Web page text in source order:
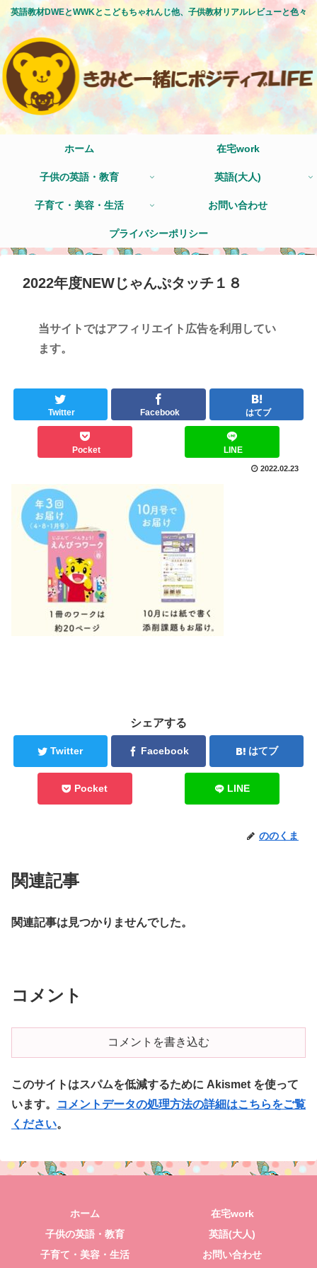
英語教材DWEとWWKとこどもちゃれんじ他、子供教材リアルレビューと色々
ホーム 在宅work
子供の英語・教育 英語(大人)
子育て・美容・生活 お問い合わせ
プライバシーポリシー
2022年度NEWじゃんぷタッチ１８
当サイトではアフィリエイト広告を利用してい
ます。
Twitter Facebook はてブ
Pocket LINE
2022.02.23
シェアする
Twitter Facebook はてブ
Pocket LINE
ののくま
関連記事
関連記事は見つかりませんでした。
コメント
コメントを書き込む
このサイトはスパムを低減するために Akismet を使って
います。
コメントデータの処理方法の詳細はこちらをご覧
ください。
ホーム
在宅work
子供の英語・教育
英語(大人)
子育て・美容・生活
お問い合わせ